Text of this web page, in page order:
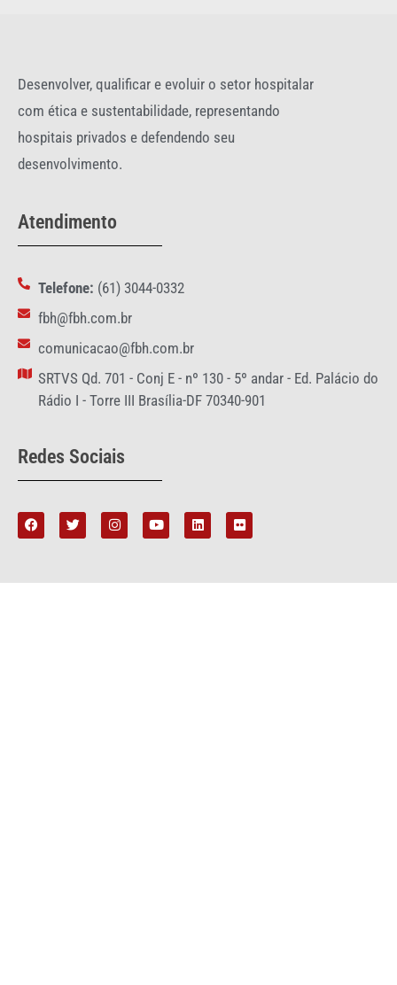
Desenvolver, qualificar e evoluir o setor hospitalar
com ética e sustentabilidade, representando
hospitais privados e defendendo seu
desenvolvimento.
Atendimento
Telefone: (61) 3044-0332
fbh@fbh.com.br
comunicacao@fbh.com.br
SRTVS Qd. 701 - Conj E - nº 130 - 5º andar - Ed. Palácio do
Rádio I - Torre III Brasília-DF 70340-901
Redes Sociais